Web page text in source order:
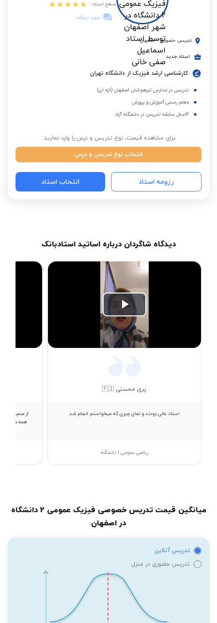
سطح استاد:
بدون دیدگاه
تدریس حضوری - اصفهان
استاد جدید
کارشناسی ارشد فیزیک از دانشگاه تهران
تدریس در مدارس تیزهوشان اصفهان (اژه ای)
معلم رسمی آموزش و پرورش
12سال سابقه تدریس در دانشگاه آزاد
برای مشاهده قیمت، نوع تدریس و درس را وارد نمایید:
انتخاب نوع تدریس و درس
رزومه استاد انتخاب استاد
دیدگاه شاگردان درباره اساتید استادبانک
Play
Video
پری محسنی 🇫🇮
استاد عالی بودند و تمای چیزی که میخواستم انجام شد
ریاضی عمومی 1 دانشگاه
از صمیم قلب
همه مطالب
میانگین قیمت تدریس خصوصی فیزیک عمومی 2 دانشگاه
در اصفهان
تدریس آنلاین
تدریس حضوری در منزل